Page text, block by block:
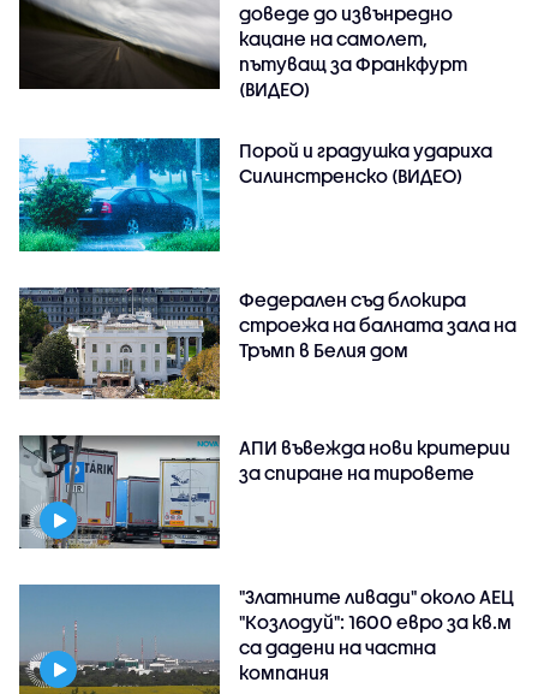
доведе до извънредно
кацане на самолет,
пътуващ за Франкфурт
(ВИДЕО)
Порой и градушка удариха
Силинстренско (ВИДЕО)
Федерален съд блокира
строежа на балната зала на
Тръмп в Белия дом
АПИ въвежда нови критерии
за спиране на тировете
"Златните ливади" около АЕЦ
"Козлодуй": 1600 евро за кв.м
са дадени на частна
компания